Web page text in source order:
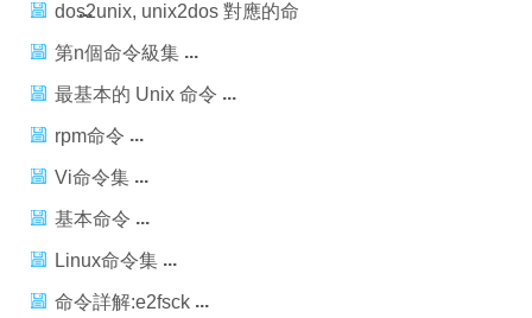
dos2unix, unix2dos 對應的命
令
第n個命令級集
最基本的 Unix 命令
rpm命令
Vi命令集
基本命令
Linux命令集
命令詳解:e2fsck